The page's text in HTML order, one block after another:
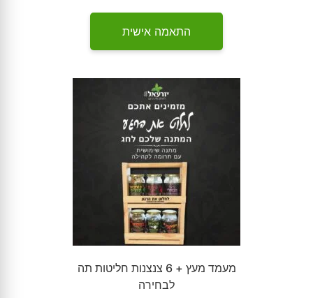
התאמה אישית
מעמד מעץ + 6 צנצנות חליטות תה
לבחירה